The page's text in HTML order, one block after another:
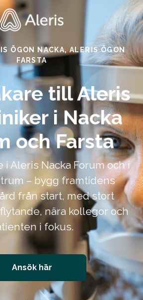
ÖGON NACKA, ALERIS ÖGON
FARSTA
till Aleris
i Nacka
och Farsta
i Aleris Nacka Forum och i
– bygg framtidens
från start, med stort
nära kollegor och
i fokus.
Ansök här